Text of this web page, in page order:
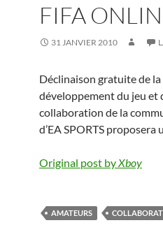
FIFA
31 JANVIER 2010
Déclinaison gratuite de la
développement du jeu et
collaboration de la
d’EA SPORTS proposera
Original post byXboy
AMATEURS